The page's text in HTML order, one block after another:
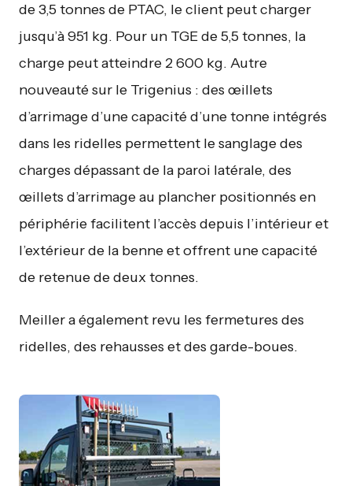
de 3,5 tonnes de PTAC, le client peut charger
jusqu’à 951 kg. Pour un TGE de 5,5 tonnes, la
charge peut atteindre 2 600 kg. Autre
nouveauté sur le Trigenius : des œillets
d’arrimage d’une capacité d’une tonne intégrés
dans les ridelles permettent le sanglage des
charges dépassant de la paroi latérale, des
œillets d’arrimage au plancher positionnés en
périphérie facilitent l’accès depuis l’intérieur et
l’extérieur de la benne et offrent une capacité
de retenue de deux tonnes.
Meiller a également revu les fermetures des
ridelles, des rehausses et des garde-boues.